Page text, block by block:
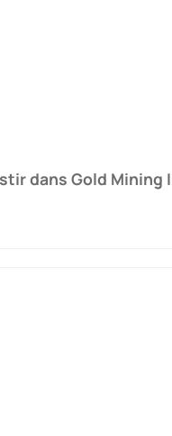
dans Gold Mining